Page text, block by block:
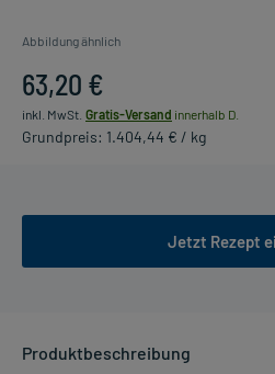
Abbildung ähnlich
63,20 €
inkl. MwSt. Gratis-Versand innerhalb D.
Grundpreis: 1.404,44 € / kg
Jetzt Rezept
Produktbeschreibung